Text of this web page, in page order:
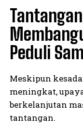
Peduli
Meskipun
meningkat,
berkelanjutan
tantangan.